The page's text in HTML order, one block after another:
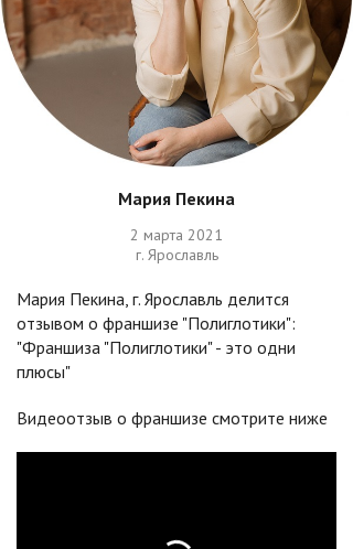
Мария Пекина
2 марта 2021
г. Ярославль
Мария Пекина, г. Ярославль делится
отзывом о франшизе "Полиглотики":
"Франшиза "Полиглотики" - это одни
плюсы"
Видеоотзыв о франшизе смотрите ниже